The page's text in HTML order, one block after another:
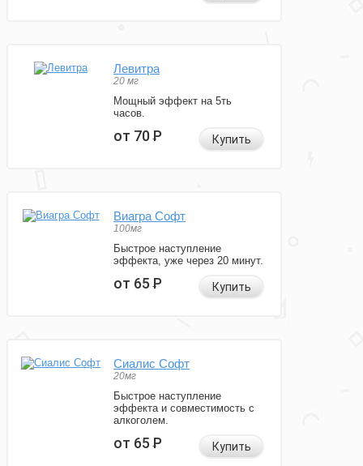
Левитра
20 мг
Мощный эффект на 5ть
часов.
от 70Р Купить
Виагра Софт
100мг
Быстрое наступление
эффекта, уже через 20 минут.
от 65Р Купить
Сиалис Софт
20мг
Быстрое наступление
эффекта и совместимость с
алкоголем.
от 65Р Купить